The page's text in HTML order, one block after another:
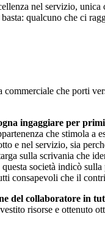
nel servizio,
qualcuno che ci
che porti
ingaggiare per
che stimola a
e nel servizio, sia
sulla scrivania che
società indicò
consapevoli che il
del collaboratore in
risorse e ottenuto